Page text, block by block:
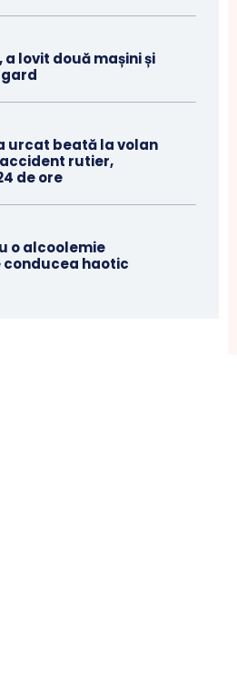
lovit două mașini și
urcat beată la volan
rutier,
de ore
o alcoolemie
haotic